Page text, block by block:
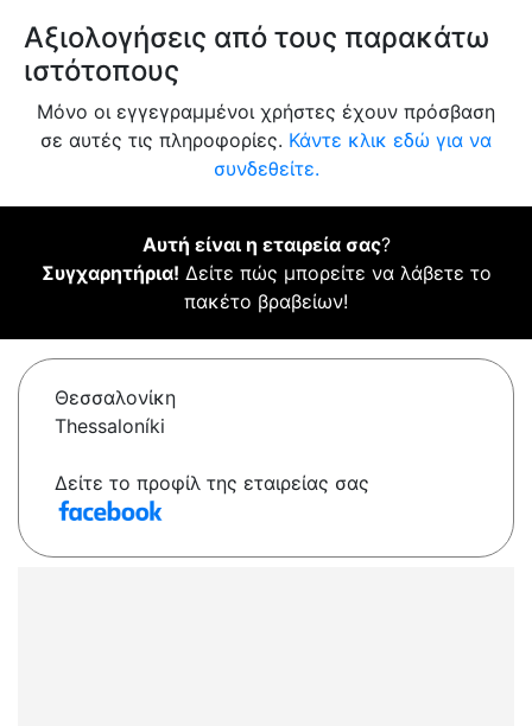
Αξιολογήσεις από τους παρακάτω
ιστότοπους
Μόνο οι εγγεγραμμένοι χρήστες έχουν πρόσβαση
σε αυτές τις πληροφορίες. Κάντε κλικ εδώ για να
συνδεθείτε.
Αυτή είναι η εταιρεία σας?
Συγχαρητήρια! Δείτε πώς μπορείτε να λάβετε το
πακέτο βραβείων!
Θεσσαλονίκη
Thessaloníki
Δείτε το προφίλ της εταιρείας σας